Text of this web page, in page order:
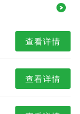
查看详情
查看详情